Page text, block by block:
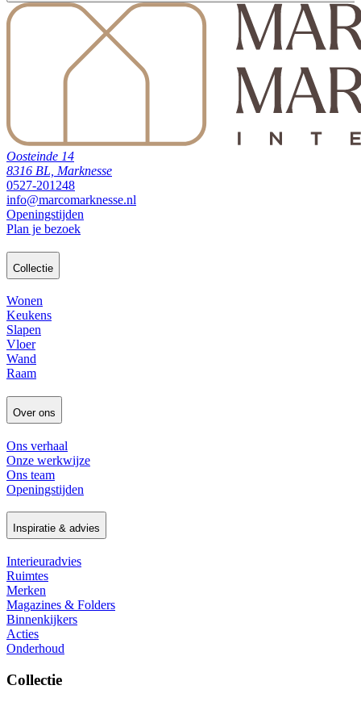
Oosteinde 14
8316 BL, Marknesse
0527-201248
info@marcomarknesse.nl
Openingstijden
Plan je bezoek
Collectie
Wonen
Keukens
Slapen
Vloer
Wand
Raam
Over ons
Ons verhaal
Onze werkwijze
Ons team
Openingstijden
Inspiratie & advies
Interieuradvies
Ruimtes
Merken
Magazines & Folders
Binnenkijkers
Acties
Onderhoud
Collectie